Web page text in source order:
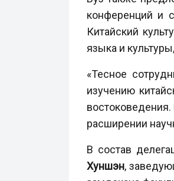
конференций и
Китайский
языка и
«Тесное
изучению
расширении
В состав
Хуншэн,